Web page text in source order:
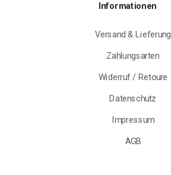
Informationen
Versand & Lieferung
Zahlungsarten
Widerruf / Retoure
Datenschutz
Impressum
AGB